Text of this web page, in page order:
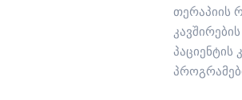
თერაპიის
პაციენტის